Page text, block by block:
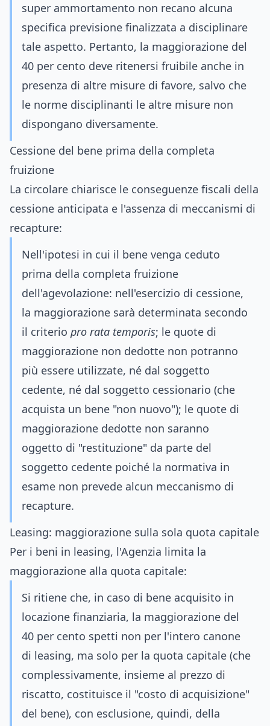
super ammortamento non recano alcuna
specifica previsione finalizzata a disciplinare
tale aspetto. Pertanto, la maggiorazione del
40 per cento deve ritenersi fruibile anche in
presenza di altre misure di favore, salvo che
le norme disciplinanti le altre misure non
dispongano diversamente.
Cessione del bene prima della completa
fruizione
La circolare chiarisce le conseguenze fiscali della
cessione anticipata e l'assenza di meccanismi di
recapture:
Nell'ipotesi in cui il bene venga ceduto
prima della completa fruizione
dell'agevolazione: nell'esercizio di cessione,
la maggiorazione sarà determinata secondo
il criterio pro rata temporis; le quote di
maggiorazione non dedotte non potranno
più essere utilizzate, né dal soggetto
cedente, né dal soggetto cessionario (che
acquista un bene "non nuovo"); le quote di
maggiorazione dedotte non saranno
oggetto di "restituzione" da parte del
soggetto cedente poiché la normativa in
esame non prevede alcun meccanismo di
recapture.
Leasing: maggiorazione sulla sola quota capitale
Per i beni in leasing, l'Agenzia limita la
maggiorazione alla quota capitale:
Si ritiene che, in caso di bene acquisito in
locazione finanziaria, la maggiorazione del
40 per cento spetti non per l'intero canone
di leasing, ma solo per la quota capitale (che
complessivamente, insieme al prezzo di
riscatto, costituisce il "costo di acquisizione"
del bene), con esclusione, quindi, della